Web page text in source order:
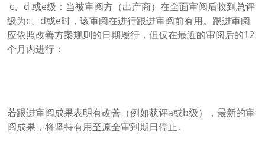
c、d 或e级：当被审阅方（出产商）在全面审阅后收到总评
级为c、d或e时，该审阅在进行跟进审阅前有用。跟进审阅
应依照改善方案规则的日期履行，但仅在最近的审阅后的12
个月内进行：
若跟进审阅成果表明有改善（例如获评a或b级），最新的审
阅成果，将坚持有用至原全审到期日停止。